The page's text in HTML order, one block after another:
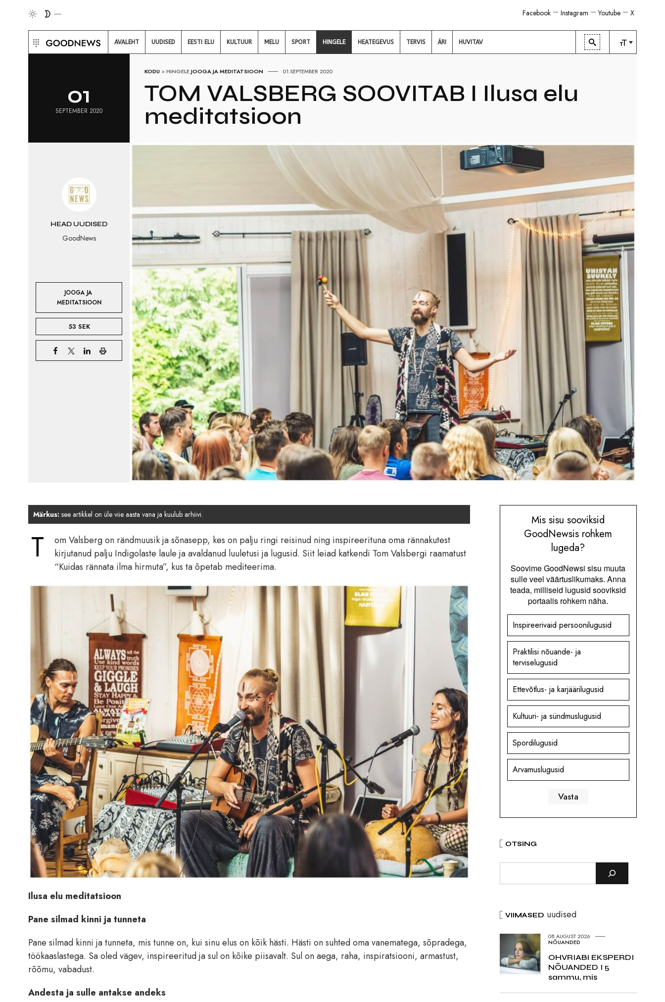
X
Youtube
Instagram
Facebook
AVALEHT UUDISED EESTI ELU KULTUUR MELU SPORT HINGELE HEATEGEVUS TERVIS ÄRI HUVITAV
01
SEPTEMBER 2020
KODU >HINGELEJOOGA JA MEDITATSIOON 01.SEPTEMBER 2020
TOM VALSBERG SOOVITAB I Ilusa elu
meditatsioon
HEAD UUDISED
GoodNews
JOOGA JA
MEDITATSIOON
53 SEK
Märkus: see artikkel on üle viie aasta vana ja kuulub arhiivi.
T
om Valsberg on rändmuusik ja sõnasepp, kes on palju ringi reisinud ning inspireerituna oma rännakutest
kirjutanud palju Indigolaste laule ja avaldanud luuletusi ja lugusid. Siit leiad katkendi Tom Valsbergi raamatust
“Kuidas rännata ilma hirmuta”, kus ta õpetab mediteerima.
Ilusa elu meditatsioon
Pane silmad kinni ja tunneta
Pane silmad kinni ja tunneta, mis tunne on, kui sinu elus on kõik hästi. Hästi on suhted oma vanematega, sõpradega,
töökaaslastega. Sa oled vägev, inspireeritud ja sul on kõike piisavalt. Sul on aega, raha, inspiratsiooni, armastust,
rõõmu, vabadust.
Andesta ja sulle antakse andeks
Mis sisu sooviksid
GoodNewsis rohkem
lugeda?
Soovime GoodNewsi sisu muuta
sulle veel väärtuslikumaks. Anna
teada, milliseid lugusid sooviksid
portaalis rohkem näha.
Inspireerivaid persoonilugusid
Praktilisi nõuande- ja
terviselugusid
Ettevõtlus- ja karjäärilugusid
Kultuuri- ja sündmuslugusid
Spordilugusid
Arvamuslugusid
OTSING
VIIMASED uudised
08.AUGUST 2026
NÕUANDED
OHVRIABI EKSPERDI
NÕUANDED I 5
sammu, mis